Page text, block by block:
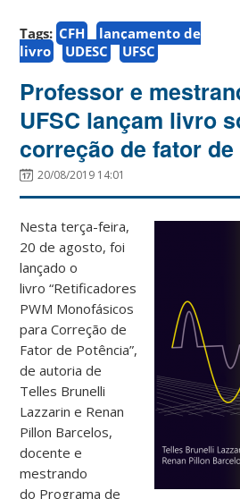
Tags: CFH
lançamento de
livro
UDESC UFSC
Professor e
UFSC lançam livro
correção de fator
20/08/2019 14:01
Nesta terça-feira,
20 de agosto, foi
lançado o
livro “Retificadores
PWM Monofásicos
para Correção de
Fator de Potência”,
de autoria de
Telles Brunelli
Lazzarin e Renan
Pillon Barcelos,
docente e
mestrando
do Programa de